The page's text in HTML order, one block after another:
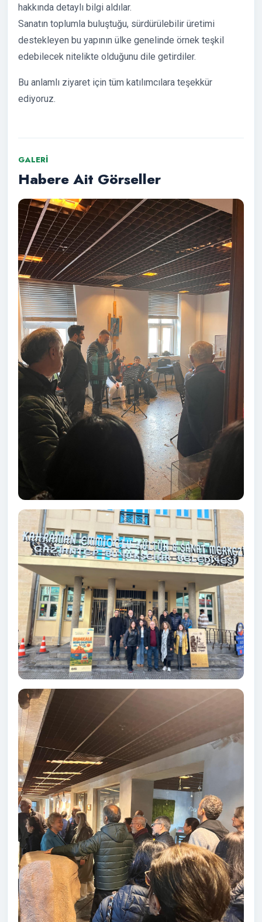
hakkında detaylı bilgi aldılar.
Sanatın toplumla buluştuğu, sürdürülebilir üretimi
destekleyen bu yapının ülke genelinde örnek teşkil
edebilecek nitelikte olduğunu dile getirdiler.
Bu anlamlı ziyaret için tüm katılımcılara teşekkür
ediyoruz.
GALERI
Habere Ait Görseller